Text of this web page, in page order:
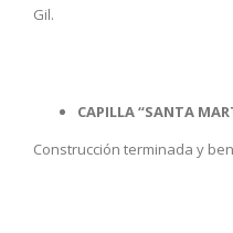
Gil.
CAPILLA “SANTA
Construcción terminada y